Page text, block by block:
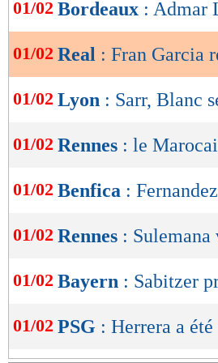
de
OK
01/02 Bordeaux : Admar
01/02 Real : Fran Garcia
01/02 Lyon : Sarr, Blanc
01/02 Rennes : le
01/02 Benfica :
01/02 Rennes :
01/02 Bayern : Sabitzer
01/02 PSG : Herrera a